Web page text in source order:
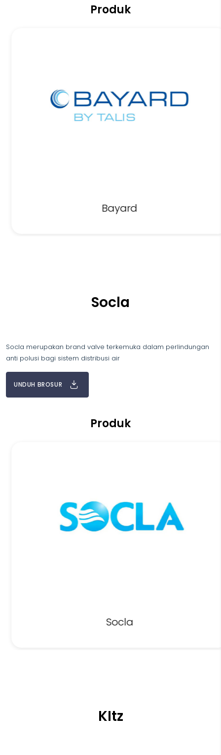
Produk
Bayard
Socla
Socla merupakan brand valve terkemuka dalam perlindungan
anti polusi bagi sistem distribusi air
UNDUH BROSUR
Produk
Socla
KItz